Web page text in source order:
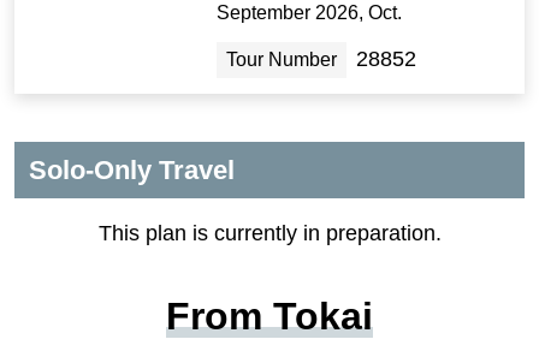
September 2026, Oct.
Tour Number 28852
Solo-Only Travel
This plan is currently in preparation.
From Tokai